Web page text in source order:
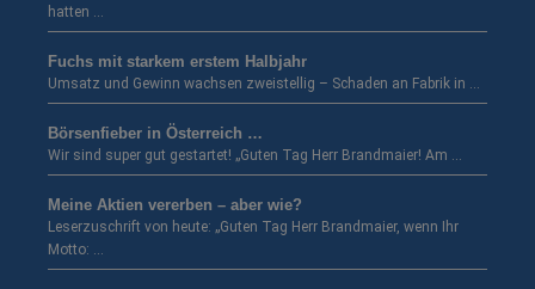
hatten …
Fuchs mit starkem erstem Halbjahr
Umsatz und Gewinn wachsen zweistellig – Schaden an Fabrik in …
Börsenfieber in Österreich …
Wir sind super gut gestartet! „Guten Tag Herr Brandmaier! Am …
Meine Aktien vererben – aber wie?
Leserzuschrift von heute: „Guten Tag Herr Brandmaier, wenn Ihr
Motto: …